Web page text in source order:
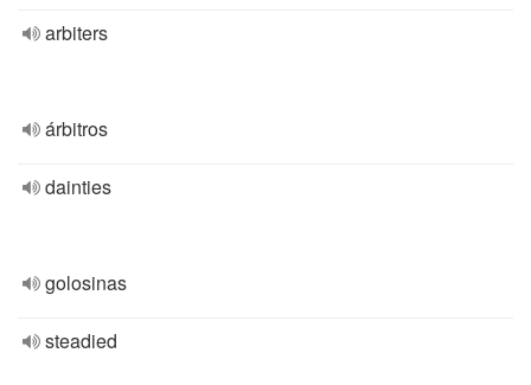
arbiters
árbitros
dainties
golosinas
steadied